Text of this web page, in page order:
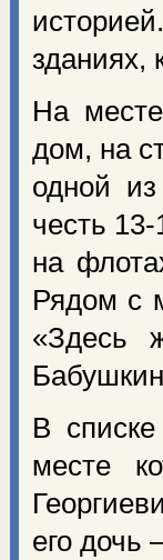
зданиях,
На
дом, на
одной
честь
на
Рядом с
«Здесь
В
месте
его дочь